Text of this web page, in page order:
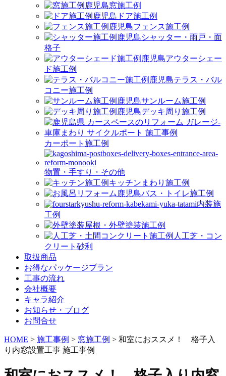
窓施工例
ドア施工例
フェンス施工例
シャッター・雨戸・面
格子
アウターシェー
ド施工例
テラス・バル
コニー施工例
サンルーム施工例
デッキ周り施工例
カーポート施工例
物置・手すり・その他
キッチンまわり施工例
バス・トイレ施工例
内装施
工例
屋根・外壁塗装施工例
人工芝・コン
クリート砂利
取扱商品
お得なパッケージプラン
工事の流れ
会社概要
キャラ紹介
お知らせ・ブログ
お問合せ
HOME > 施工事例 > 窓施工例 > 和室におススメ！ 格子入
り内窓設置工事 施工事例